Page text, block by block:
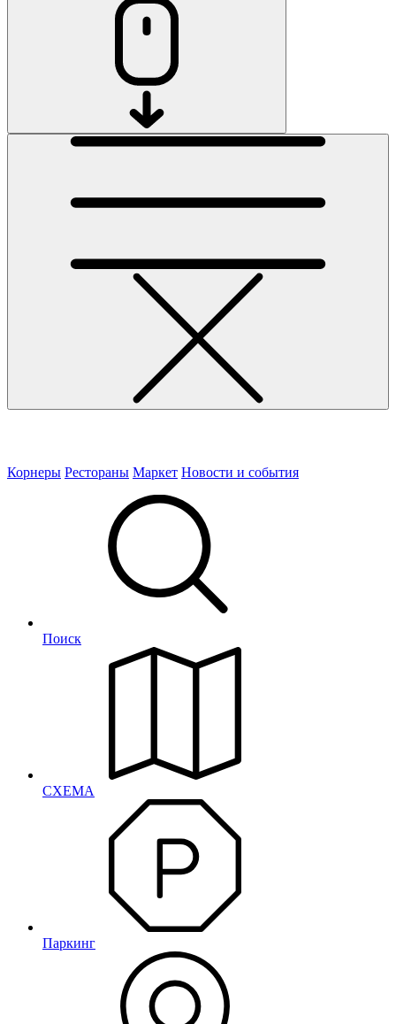
Корнеры Рестораны Маркет Новости и события
Поиск
СХЕМА
Паркинг